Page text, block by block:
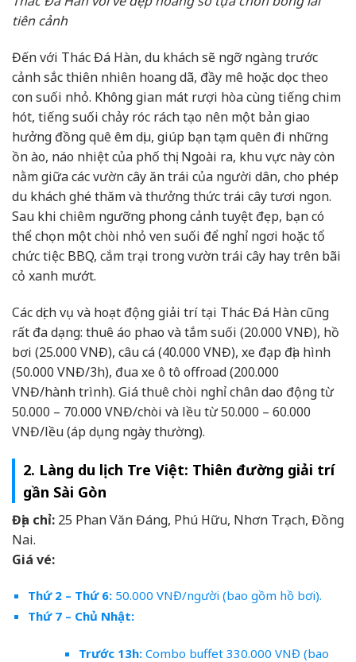
tiên cảnh
Đến với Thác Đá Hàn, du khách sẽ ngỡ ngàng trước
cảnh sắc thiên nhiên hoang dã, đầy mê hoặc dọc theo
con suối nhỏ. Không gian mát rượi hòa cùng tiếng chim
hót, tiếng suối chảy róc rách tạo nên một bản giao
hưởng đồng quê êm dịu, giúp bạn tạm quên đi những
ồn ào, náo nhiệt của phố thị. Ngoài ra, khu vực này còn
nằm giữa các vườn cây ăn trái của người dân, cho phép
du khách ghé thăm và thưởng thức trái cây tươi ngon.
Sau khi chiêm ngưỡng phong cảnh tuyệt đẹp, bạn có
thể chọn một chòi nhỏ ven suối để nghỉ ngơi hoặc tổ
chức tiệc BBQ, cắm trại trong vườn trái cây hay trên bãi
cỏ xanh mướt.
Các dịch vụ và hoạt động giải trí tại Thác Đá Hàn cũng
rất đa dạng: thuê áo phao và tắm suối (20.000 VNĐ), hồ
bơi (25.000 VNĐ), câu cá (40.000 VNĐ), xe đạp địa hình
(50.000 VNĐ/3h), đua xe ô tô offroad (200.000
VNĐ/hành trình). Giá thuê chòi nghỉ chân dao động từ
50.000 – 70.000 VNĐ/chòi và lều từ 50.000 – 60.000
VNĐ/lều (áp dụng ngày thường).
2. Làng du lịch Tre Việt: Thiên đường giải trí
gần Sài Gòn
Địa chỉ: 25 Phan Văn Đáng, Phú Hữu, Nhơn Trạch, Đồng
Nai.
Giá vé:
Thứ 2 – Thứ 6:50.000 VNĐ/người (bao gồm hồ bơi).
Thứ 7 – Chủ Nhật:
Trước 13h: Combo buffet 330.000 VNĐ (bao